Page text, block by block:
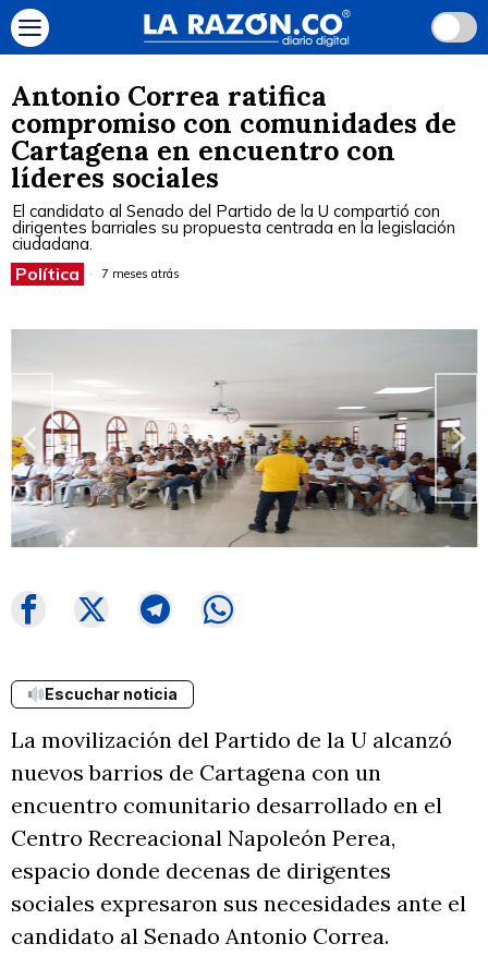
Antonio Correa ratifica
compromiso con comunidades de
Cartagena en encuentro con
líderes sociales
El candidato al Senado del Partido de la U compartió con
dirigentes barriales su propuesta centrada en la legislación
ciudadana.
Política 7 meses atrás
Escuchar noticia
La movilización del Partido de la U alcanzó
nuevos barrios de Cartagena con un
encuentro comunitario desarrollado en el
Centro Recreacional Napoleón Perea,
espacio donde decenas de dirigentes
sociales expresaron sus necesidades ante el
candidato al Senado Antonio Correa.